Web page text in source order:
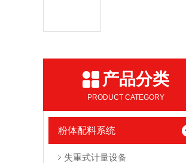
产品分类
PRODUCT CATEGORY
粉体配料系统
失重式计量设备